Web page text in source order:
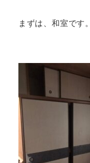
まずは、和室です。